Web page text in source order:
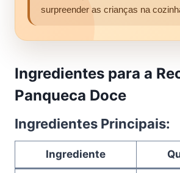
surpreender as crianças na
Ingredientes para a
Panqueca Doce
Ingredientes Principais:
Ingrediente